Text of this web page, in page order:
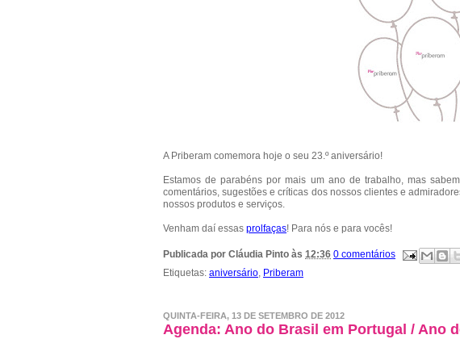
A Priberam comemora hoje o seu 23.º aniversário!
Estamos de parabéns por mais um ano de trabalho, mas
comentários, sugestões e críticas dos nossos clientes e
nossos produtos e serviços.
Venham daí essas prolfaças! Para nós e para vocês!
Publicada por Cláudia Pinto às 12:36 0 comentários
Etiquetas: aniversário, Priberam
QUINTA-FEIRA, 13 DE SETEMBRO DE 2012
Agenda: Ano do Brasil em Portugal / Ano